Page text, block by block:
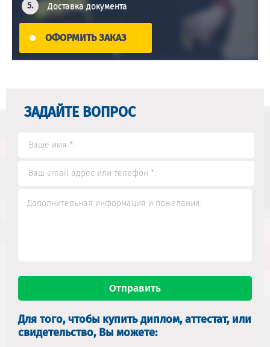
Доставка документа
ОФОРМИТЬ ЗАКАЗ
ЗАДАЙТЕ ВОПРОС
Для того, чтобы купить диплом, аттестат, или
свидетельство, Вы можете: